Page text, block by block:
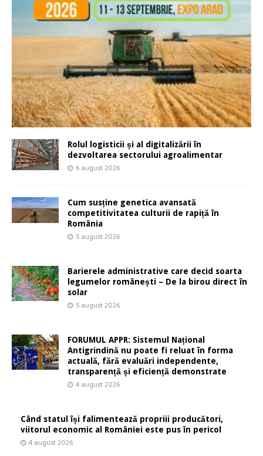
Rolul logisticii și al digitalizării în
dezvoltarea sectorului agroalimentar
6 august 2026
Cum susține genetica avansată
competitivitatea culturii de rapiță în
România
5 august 2026
Barierele administrative care decid soarta
legumelor românești – De la birou direct în
solar
5 august 2026
FORUMUL APPR: Sistemul Național
Antigrindină nu poate fi reluat în forma
actuală, fără evaluări independente,
transparență și eficiență demonstrate
4 august 2026
Când statul își falimentează propriii producători,
viitorul economic al României este pus în pericol
4 august 2026